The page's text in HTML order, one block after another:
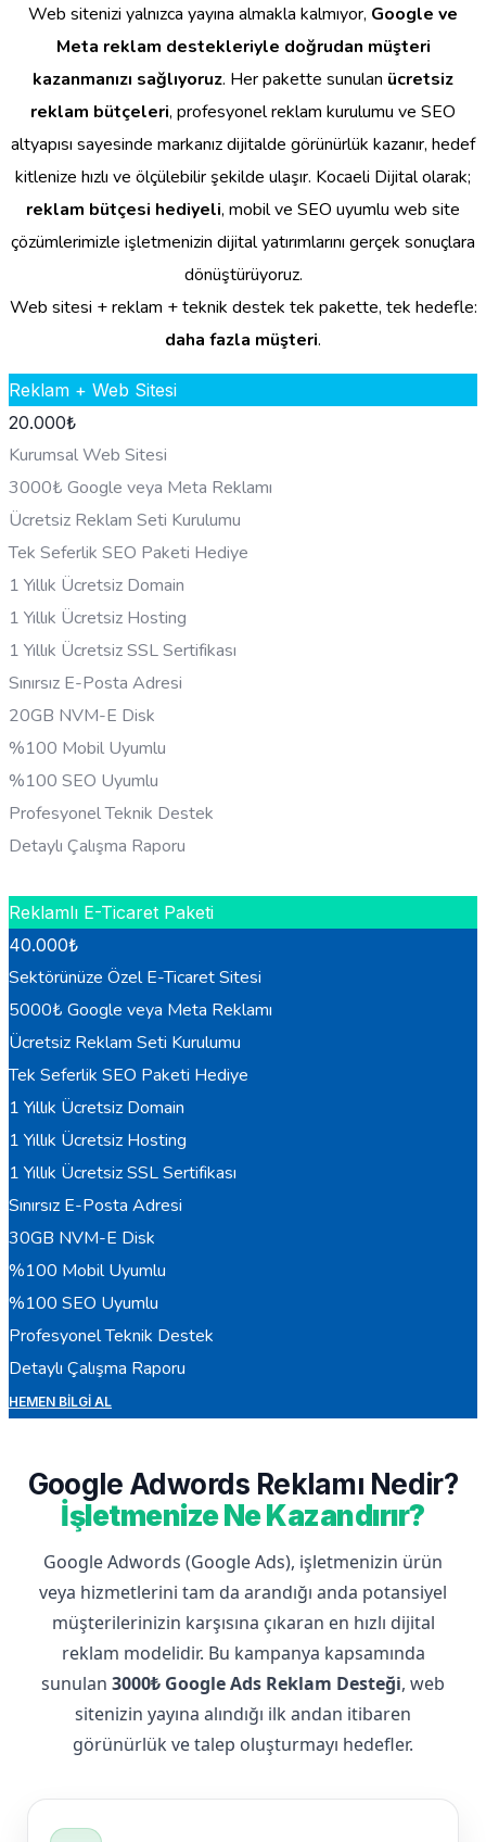
Web sitenizi yalnızca yayına almakla kalmıyor, Google ve
Meta reklam destekleriyle doğrudan müşteri
kazanmanızı sağlıyoruz. Her pakette sunulan ücretsiz
reklam bütçeleri, profesyonel reklam kurulumu ve SEO
altyapısı sayesinde markanız dijitalde görünürlük kazanır, hedef
kitlenize hızlı ve ölçülebilir şekilde ulaşır. Kocaeli Dijital olarak;
reklam bütçesi hediyeli, mobil ve SEO uyumlu web site
çözümlerimizle işletmenizin dijital yatırımlarını gerçek sonuçlara
dönüştürüyoruz.
Web sitesi + reklam + teknik destek tek pakette, tek hedefle:
daha fazla müşteri.
Reklam + Web Sitesi
20.000₺
Kurumsal Web Sitesi
3000₺ Google veya Meta Reklamı
Ücretsiz Reklam Seti Kurulumu
Tek Seferlik SEO Paketi Hediye
1 Yıllık Ücretsiz Domain
1 Yıllık Ücretsiz Hosting
1 Yıllık Ücretsiz SSL Sertifikası
Sınırsız E-Posta Adresi
20GB NVM-E Disk
%100 Mobil Uyumlu
%100 SEO Uyumlu
Profesyonel Teknik Destek
Detaylı Çalışma Raporu
Reklamlı E-Ticaret Paketi
40.000₺
Sektörünüze Özel E-Ticaret Sitesi
5000₺ Google veya Meta Reklamı
Ücretsiz Reklam Seti Kurulumu
Tek Seferlik SEO Paketi Hediye
1 Yıllık Ücretsiz Domain
1 Yıllık Ücretsiz Hosting
1 Yıllık Ücretsiz SSL Sertifikası
Sınırsız E-Posta Adresi
30GB NVM-E Disk
%100 Mobil Uyumlu
%100 SEO Uyumlu
Profesyonel Teknik Destek
Detaylı Çalışma Raporu
HEMEN BILGI AL
Google Adwords Reklamı Nedir?
İşletmenize Ne Kazandırır?
Google Adwords (Google Ads), işletmenizin ürün
veya hizmetlerini tam da arandığı anda potansiyel
müşterilerinizin karşısına çıkaran en hızlı dijital
reklam modelidir. Bu kampanya kapsamında
sunulan 3000₺ Google Ads Reklam Desteği, web
sitenizin yayına alındığı ilk andan itibaren
görünürlük ve talep oluşturmayı hedefler.